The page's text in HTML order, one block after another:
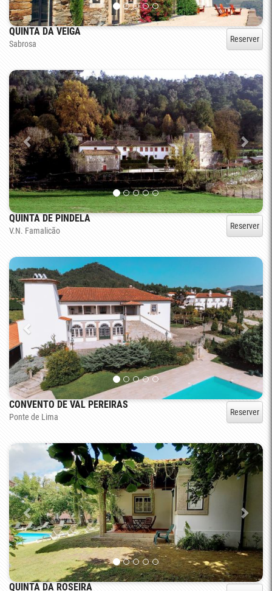
QUINTA DA VEIGA
Sabrosa Reserver
QUINTA DE PINDELA
V.N. Famalicão Reserver
CONVENTO DE VAL PEREIRAS
Ponte de Lima Reserver
QUINTA DA ROSEIRA